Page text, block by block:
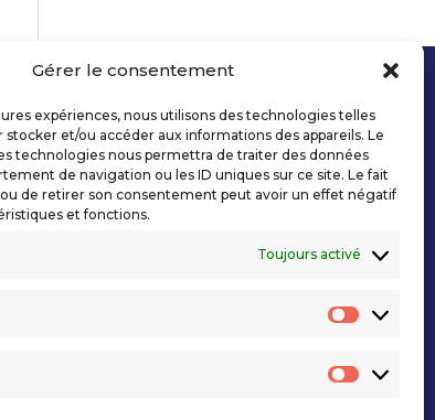
Gérer le consentement
expériences, nous utilisons des technologies telles
stocker et/ou accéder aux informations des appareils. Le
technologies nous permettra de traiter des données
de navigation ou les ID uniques sur ce site. Le fait
de retirer son consentement peut avoir un effet négatif
et fonctions.
Toujours activé